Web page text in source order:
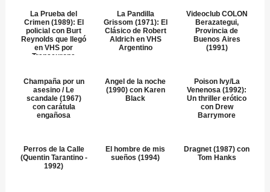
La Prueba del
Crimen (1989): El
policial con Burt
Reynolds que llegó
en VHS por
Transeuropa
La Pandilla
Grissom (1971): El
Clásico de Robert
Aldrich en VHS
Argentino
Videoclub COLON
Berazategui,
Provincia de
Buenos Aires
(1991)
Champaña por un
asesino / Le
scandale (1967)
con carátula
engañosa
Angel de la noche
(1990) con Karen
Black
Poison Ivy/La
Venenosa (1992):
Un thriller erótico
con Drew
Barrymore
Perros de la Calle
(Quentin Tarantino -
1992)
El hombre de mis
sueños (1994)
Dragnet (1987) con
Tom Hanks